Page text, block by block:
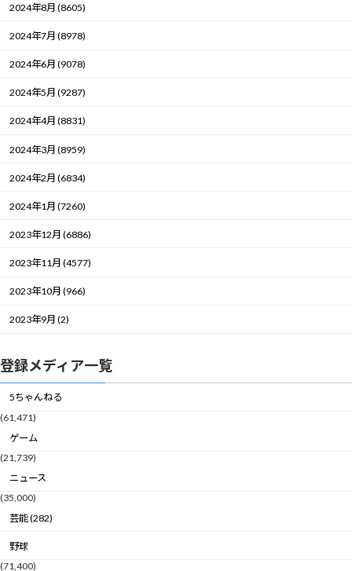
2024年8月 (8605)
2024年7月 (8978)
2024年6月 (9078)
2024年5月 (9287)
2024年4月 (8831)
2024年3月 (8959)
2024年2月 (6834)
2024年1月 (7260)
2023年12月 (6886)
2023年11月 (4577)
2023年10月 (966)
2023年9月 (2)
登録メディア一覧
5ちゃんねる
(61,471)
ゲーム
(21,739)
ニュース
(35,000)
芸能 (282)
野球
(71,400)